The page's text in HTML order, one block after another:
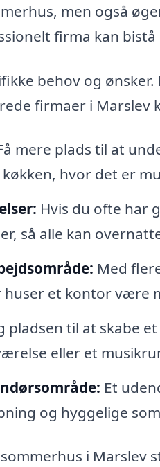
men også
firma kan bistå
behov og
firmaer i Marslev
mere plads til at
hvor det er
Hvis du ofte har
så alle kan
Med
huser et kontor være
pladsen til at skabe
eller et
Et
og hyggelige
i Marslev